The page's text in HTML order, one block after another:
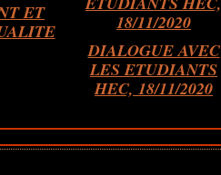
ET
DIALOGUE AVEC
LES ETUDIANTS
HEC, 18/11/2020